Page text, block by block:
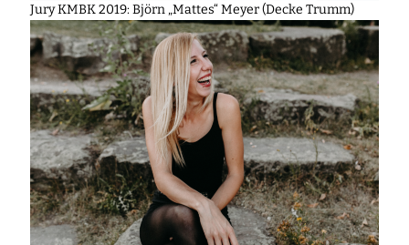
Jury KMBK 2019: Björn „Mattes“ Meyer (Decke Trumm)